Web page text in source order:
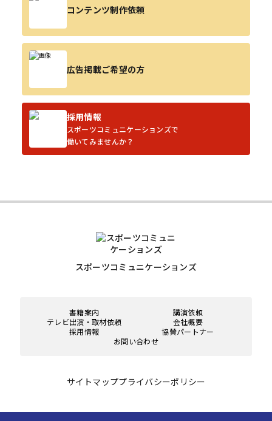
コンテンツ制作依頼
広告掲載ご希望の方
採用情報
スポーツコミュニケーションズで
働いてみませんか？
スポーツコミュニケーションズ
書籍案内
講演依頼
テレビ出演・取材依頼
会社概要
採用情報
協賛パートナー
お問い合わせ
サイトマッププライバシーポリシー